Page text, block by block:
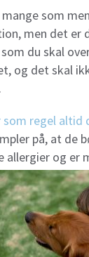
som
men det er
du skal
og det skal
regel altid
på, at de
og er